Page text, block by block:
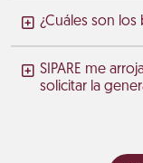
¿Cuáles son los
SIPARE me
solicitar la